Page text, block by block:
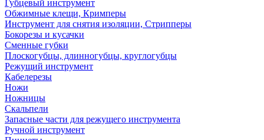
Губцевый инструмент
Обжимные клещи, Кримперы
Инструмент для снятия изоляции, Стрипперы
Бокорезы и кусачки
Сменные губки
Плоскогубцы, длинногубцы, круглогубцы
Режущий инструмент
Кабелерезы
Ножи
Ножницы
Скальпели
Запасные части для режущего инструмента
Ручной инструмент